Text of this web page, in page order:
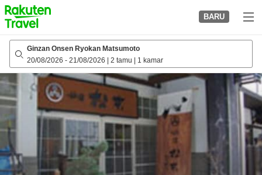
to
top
page
BARU
Ginzan Onsen Ryokan Matsumoto
20/08/2026 - 21/08/2026 2 tamu 1 kamar